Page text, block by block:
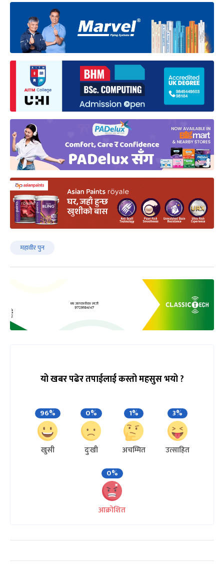
महावीर पुन
यो खबर पढेर तपाईलाई कस्तो महसुस भयो ?
96%
खुसी
0%
दुःखी
1%
अचम्मित
3%
उत्साहित
0%
आक्रोशित